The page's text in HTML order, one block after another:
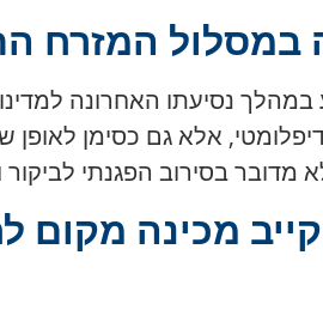
המזרח
זלנסקי ב-30 במרץ 2026 הסביר מדוע
אלא גם כסימן לאופן
מדובר בסירוב הפגנתי
מכינה מקום